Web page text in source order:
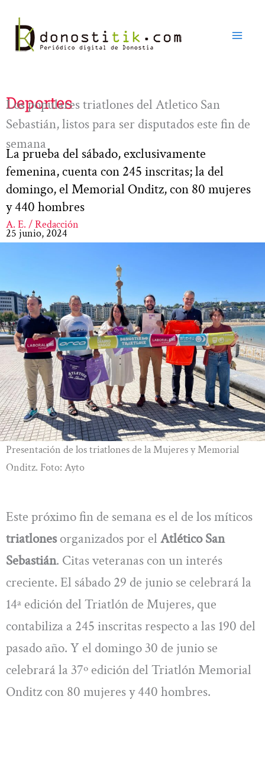
contenido
Deportes
Los populares triatlones del Atletico San
Sebastián, listos para ser disputados este fin de
semana
La prueba del sábado, exclusivamente
femenina, cuenta con 245 inscritas; la del
domingo, el Memorial Onditz, con 80 mujeres
y 440 hombres
A. E. / Redacción
25 junio, 2024
Presentación de los triatlones de la Mujeres y Memorial
Onditz. Foto: Ayto
Este próximo fin de semana es el de los míticos
triatlonesorganizados por el Atlético San
Sebastián. Citas veteranas con un interés
creciente. El sábado 29 de junio se celebrará la
14ª edición del Triatlón de Mujeres, que
contabiliza a 245 inscritas respecto a las 190 del
pasado año. Y el domingo 30 de junio se
celebrará la 37º edición del Triatlón Memorial
Onditz con 80 mujeres y 440 hombres.